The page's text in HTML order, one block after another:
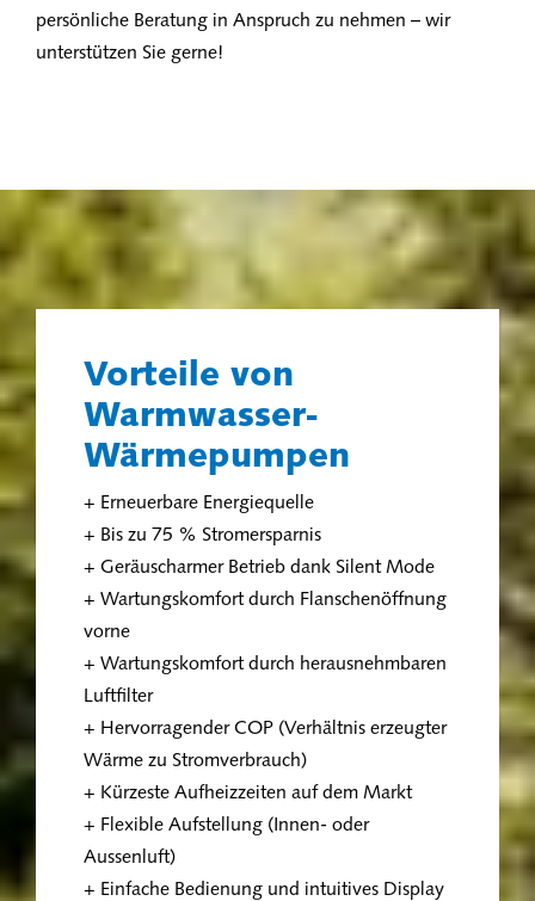
persönliche Beratung in Anspruch zu nehmen – wir
unterstützen Sie gerne!
Vorteile von
Warmwasser-
Wärmepumpen
+ Erneuerbare Energiequelle
+ Bis zu 75 % Stromersparnis
+ Geräuscharmer Betrieb dank Silent Mode
+ Wartungskomfort durch Flanschenöffnung
vorne
+ Wartungskomfort durch herausnehmbaren
Luftfilter
+ Hervorragender COP (Verhältnis erzeugter
Wärme zu Stromverbrauch)
+ Kürzeste Aufheizzeiten auf dem Markt
+ Flexible Aufstellung (Innen- oder
Aussenluft)
+ Einfache Bedienung und intuitives Display